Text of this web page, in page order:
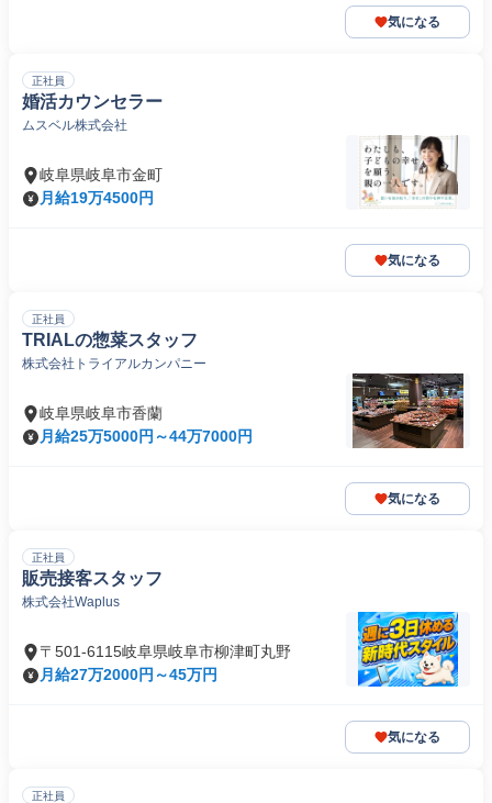
気になる
正社員
婚活カウンセラー
ムスベル株式会社
岐阜県岐阜市金町
月給19万4500円
気になる
正社員
TRIALの惣菜スタッフ
株式会社トライアルカンパニー
岐阜県岐阜市香蘭
月給25万5000円～44万7000円
気になる
正社員
販売接客スタッフ
株式会社Waplus
〒501-6115岐阜県岐阜市柳津町丸野
月給27万2000円～45万円
気になる
正社員